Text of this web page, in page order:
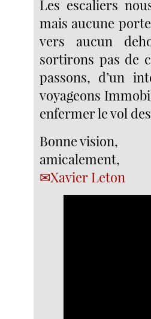
Les escaliers
mais aucune
vers aucun
sortirons pas de
passons, d’un
voyageons
enfermer le vol
Bonne vision,
amicalement,
Xavier Leton